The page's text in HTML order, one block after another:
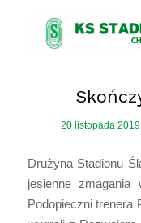
20 listopada 2019
Drużyna Stadionu
jesienne zmagania
Podopieczni trenera